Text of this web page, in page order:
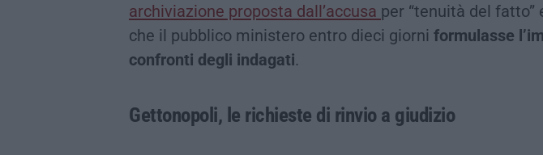
archiviazione proposta dall’accusa per “tenuità del fatto”
che il pubblico ministero entro dieci giorni formulasse
confronti degli indagati.
Gettonopoli, le richieste di rinvio a giudizio